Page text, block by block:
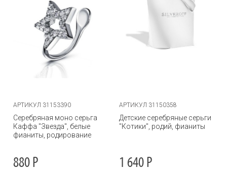
АРТИКУЛ 31153390
Серебряная моно серьга
Каффа "Звезда", белые
фианиты, родирование
880 Р
АРТИКУЛ 31150358
Детские серебряные серьги
"Котики", родий, фианиты
1 640 Р